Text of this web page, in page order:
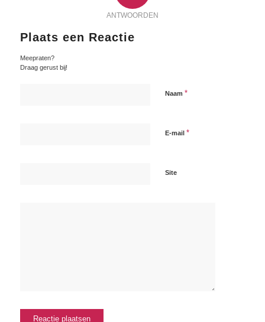
ANTWOORDEN
Plaats een Reactie
Meepraten?
Draag gerust bij!
Naam *
E-mail *
Site